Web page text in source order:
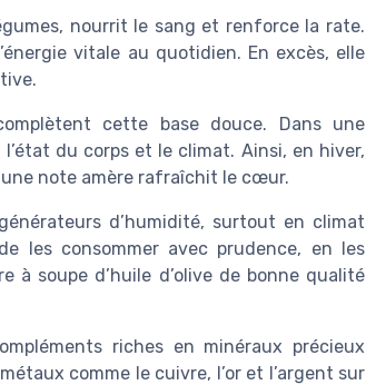
nourrit le sang et renforce la rate.
vitale au quotidien. En excès, elle
cette base douce. Dans une
du corps et le climat. Ainsi, en hiver,
une note amère rafraîchit le cœur.
d’humidité, surtout en climat
les consommer avec prudence, en les
à soupe d’huile d’olive de bonne qualité
riches en minéraux précieux
comme le cuivre, l’or et l’argent sur